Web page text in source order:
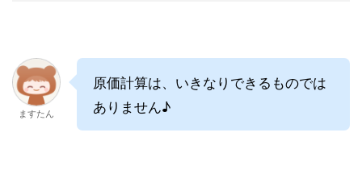
ますたん
原価計算は、いきなりできるものでは
ありません♪